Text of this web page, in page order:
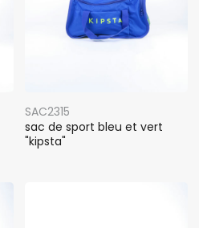
SAC2315
sac de sport bleu et vert
"kipsta"